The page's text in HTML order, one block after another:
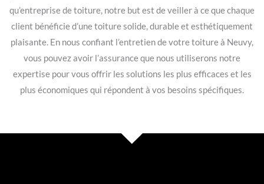
qu’entreprise de toiture, notre but est de veiller à ce que chaque
client bénéficie d’une toiture solide, durable et esthétiquement
plaisante. En nous confiant l’entretien de votre toiture à Neuvy,
vous pouvez avoir l’assurance que nous utiliserons notre
expertise pour vous offrir les solutions les plus efficaces et les
plus économiques qui répondent à vos besoins spécifiques.